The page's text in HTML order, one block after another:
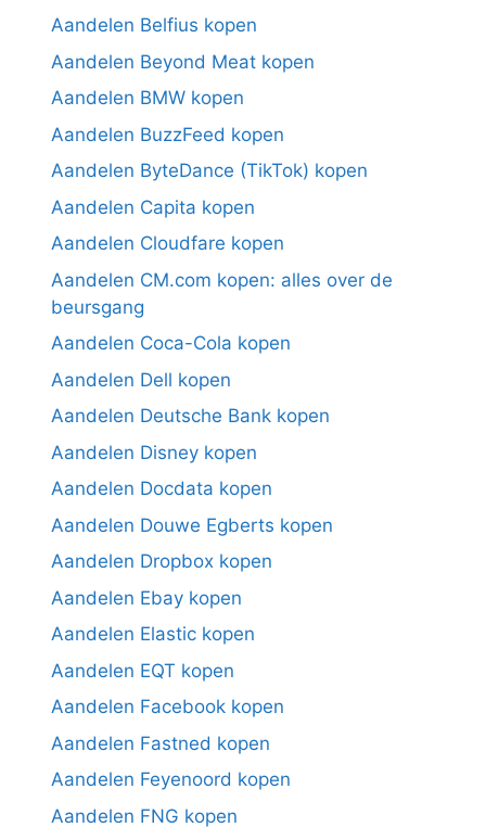
Aandelen Belfius kopen
Aandelen Beyond Meat kopen
Aandelen BMW kopen
Aandelen BuzzFeed kopen
Aandelen ByteDance (TikTok) kopen
Aandelen Capita kopen
Aandelen Cloudfare kopen
Aandelen CM.com kopen: alles over de
beursgang
Aandelen Coca-Cola kopen
Aandelen Dell kopen
Aandelen Deutsche Bank kopen
Aandelen Disney kopen
Aandelen Docdata kopen
Aandelen Douwe Egberts kopen
Aandelen Dropbox kopen
Aandelen Ebay kopen
Aandelen Elastic kopen
Aandelen EQT kopen
Aandelen Facebook kopen
Aandelen Fastned kopen
Aandelen Feyenoord kopen
Aandelen FNG kopen